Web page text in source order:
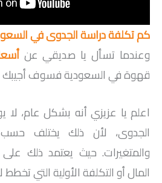
كم تكلفة دراسة الجدوى في
وعندما تسأل يا صديقي عن
قهوة في السعودية فسوف أجيبك
اعلم يا عزيزي أنه بشكل عام،
الجدوى، لأن ذلك يختلف
والمتغيرات. حيث يعتمد ذلك
المال أو التكلفة الأولية التي تخطط